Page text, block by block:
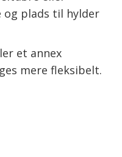
og plads til hylder
et annex
mere fleksibelt.